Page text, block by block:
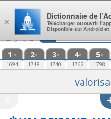
Aller au contenu
1 re
1694
2e
1718
3e
1740
4e
1762
5e
1798
×
Dictionnaire de
Télécharger ou ouvrir
Disponible sur Android et